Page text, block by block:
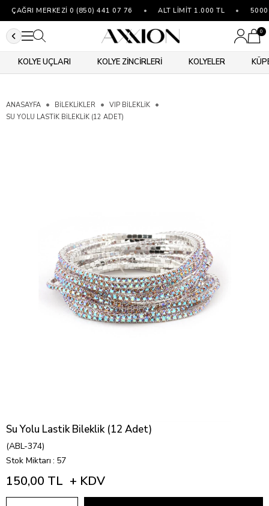
ÇAĞRI MERKEZİ 0 (850) 441 07 76 ALT LİMİT 1.000 TL 5000
0
KOLYE UÇLARI KOLYE ZİNCİRLERİ KOLYELER
ANASAYFA BİLEKLİKLER
VIP BILEKLIK
SU YOLU LASTIK BILEKLIK (12 ADET)
Su Yolu Lastik Bileklik (12 Adet)
(ABL-374)
Stok Miktarı : 57
150,00 TL + KDV